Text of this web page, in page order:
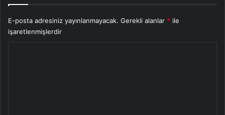
E-posta adresiniz yayınlanmayacak. Gerekli alanlar * ile
işaretlenmişlerdir